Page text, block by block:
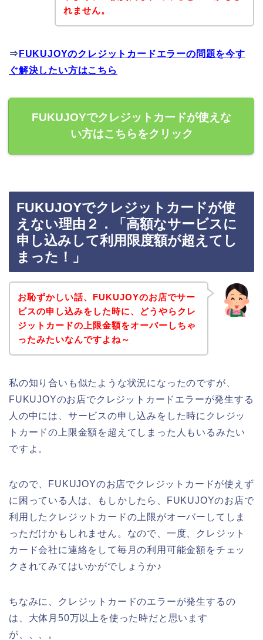
れません。
⇒ FUKUJOYのクレジットカードエラーの問題を今す
ぐ解決したい方はこちら
FUKUJOYでクレジットカードが使えな
い方はこちらをクリック
FUKUJOYでクレジットカードが使
えない理由２．「高額なサービスに
申し込みして利用限度額が超えてし
まった！」
お恥ずかしい話、FUKUJOYのお店でサー
ビスの申し込みをした時に、どうやらクレ
ジットカードの上限金額をオーバーしちゃ
ったみたいなんですよね～
私の知り合いも似たような状況になったのですが、
FUKUJOYのお店でクレジットカードエラーが発生する
人の中には、サービスの申し込みをした時にクレジッ
トカードの上限金額を超えてしまった人もいるみたい
ですよ。
なので、FUKUJOYのお店でクレジットカードが使えず
に困っている人は、もしかしたら、FUKUJOYのお店で
利用したクレジットカードの上限がオーバーしてしま
っただけかもしれません。なので、一度、クレジット
カード会社に連絡をして毎月の利用可能金額をチェッ
クされてみてはいかがでしょうか♪
ちなみに、クレジットカードのエラーが発生するの
は、大体月50万以上を使った時だと思います
が、、、。